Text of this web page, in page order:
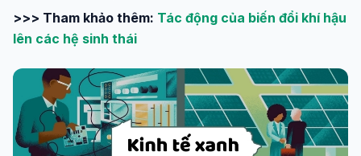
>>> Tham khảo thêm: Tác động của biến đổi khí hậu
lên các hệ sinh thái